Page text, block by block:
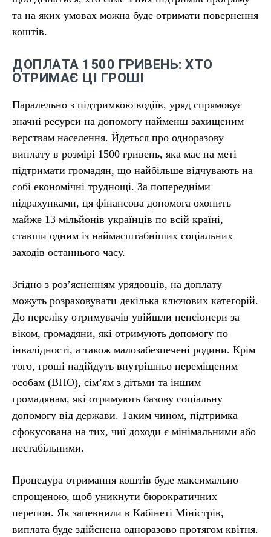
та на яких умовах можна буде отримати повернення
коштів.
ДОПЛАТА 1500 ГРИВЕНЬ: ХТО
ОТРИМАЄ ЦІ ГРОШІ
Паралельно з підтримкою водіїв, уряд спрямовує
значні ресурси на допомогу найменш захищеним
верствам населення. Йдеться про одноразову
виплату в розмірі 1500 гривень, яка має на меті
підтримати громадян, що найбільше відчувають на
собі економічні труднощі. За попередніми
підрахунками, ця фінансова допомога охопить
майже 13 мільйонів українців по всій країні,
ставши одним із наймасштабніших соціальних
заходів останнього часу.
Згідно з роз’ясненням урядовців, на доплату
можуть розраховувати декілька ключових категорій.
До переліку отримувачів увійшли пенсіонери за
віком, громадяни, які отримують допомогу по
інвалідності, а також малозабезпечені родини. Крім
того, гроші надійдуть внутрішньо переміщеним
особам (ВПО), сім’ям з дітьми та іншим
громадянам, які отримують базову соціальну
допомогу від держави. Таким чином, підтримка
сфокусована на тих, чиї доходи є мінімальними або
нестабільними.
Процедура отримання коштів буде максимально
спрощеною, щоб уникнути бюрократичних
перепон. Як запевнили в Кабінеті Міністрів,
виплата буде здійснена одноразово протягом квітня.